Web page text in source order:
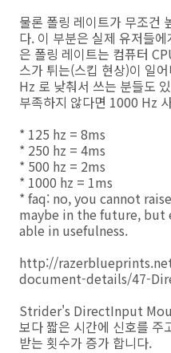
물론 폴링 레이트가 무조건
다. 이 부분은 실제 유저들
은 폴링 레이트는 컴퓨터
스가 튀는(스킵 현상)이 일
Hz 로 낮춰서 쓰는 분들도
부족하지 않다면 1000 Hz
* 125 hz = 8ms
* 250 hz = 4ms
* 500 hz = 2ms
* 1000 hz = 1ms
* faq: no, you cannot
maybe in the future, but
able in usefulness.
http://
document-details/47-
Strider's DirectInput
보다 짧은 시간에 신호를 주
받는 횟수가 증가 합니다.